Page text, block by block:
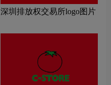
深圳排放权交易所logo图片